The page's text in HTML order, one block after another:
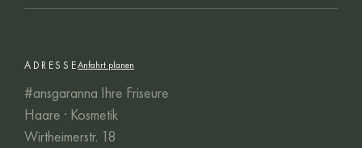
ADRESSEAnfahrt planen
#ansgaranna Ihre Friseure
Haare · Kosmetik
Wirtheimerstr. 18